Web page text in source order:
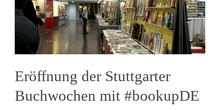
Eröffnung der Stuttgarter
Buchwochen mit #bookupDE